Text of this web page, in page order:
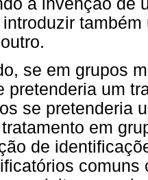
se em grupos
pretenderia um
se pretenderia
em
de